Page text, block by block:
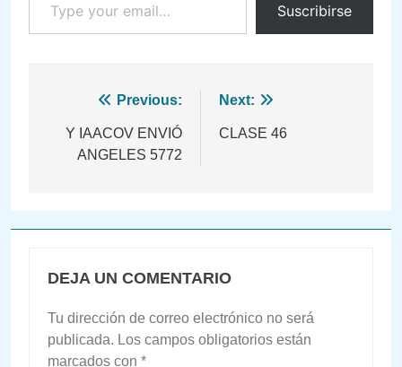
Suscribirse
Navegación
de
Previous:
Y IAACOV ENVIÓ
ANGELES 5772
Next:
CLASE 46
DEJA UN COMENTARIO
Tu dirección de correo electrónico no será
publicada. Los campos obligatorios están
marcados con *